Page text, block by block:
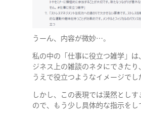
うーん、内容が微妙…。
私の中の「仕事に役立つ雑学」は
ジネス上の雑談のネタにできたり
うえで役立つようなイメージでし
しかし、この表現では漠然としす
ので、もう少し具体的な指示をし